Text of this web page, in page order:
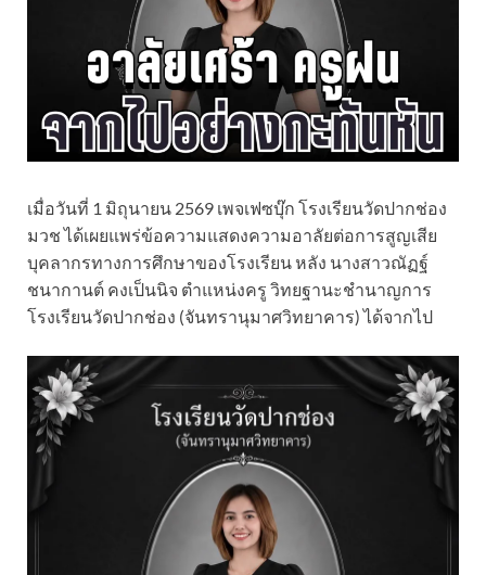
เมื่อวันที่ 1 มิถุนายน 2569 เพจเฟซบุ๊ก โรงเรียนวัดปากช่อง
มวช ได้เผยแพร่ข้อความแสดงความอาลัยต่อการสูญเสีย
บุคลากรทางการศึกษาของโรงเรียน หลัง นางสาวณัฏฐ์
ชนากานต์ คงเป็นนิจ ตำแหน่งครู วิทยฐานะชำนาญการ
โรงเรียนวัดปากช่อง (จันทรานุมาศวิทยาคาร) ได้จากไป